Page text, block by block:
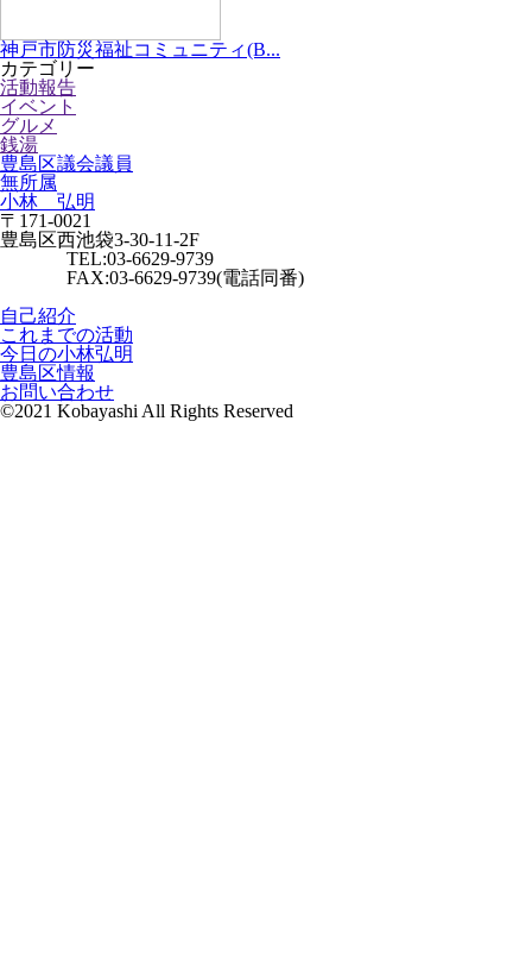
神戸市防災福祉コミュニティ(B...
カテゴリー
活動報告
イベント
グルメ
銭湯
豊島区議会議員
無所属
小林 弘明
〒171-0021
豊島区西池袋3-30-11-2F
TEL:03-6629-9739
FAX:03-6629-9739(電話同番)
自己紹介
これまでの活動
今日の小林弘明
豊島区情報
お問い合わせ
©2021 Kobayashi All Rights Reserved